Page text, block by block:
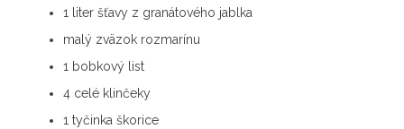
1 liter šťavy z granátového jablka
malý zväzok rozmarínu
1 bobkový list
4 celé klinčeky
1 tyčinka škorice